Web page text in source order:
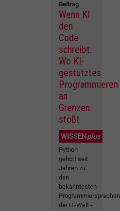
Beitrag
Wenn KI
den
Code
schreibt:
Wo KI-
gestütztes
Programmieren
an
Grenzen
stößt
WISSENplus
Python
gehört seit
Jahren zu
den
bekanntesten
Programmiersprachen
der IT-Welt -